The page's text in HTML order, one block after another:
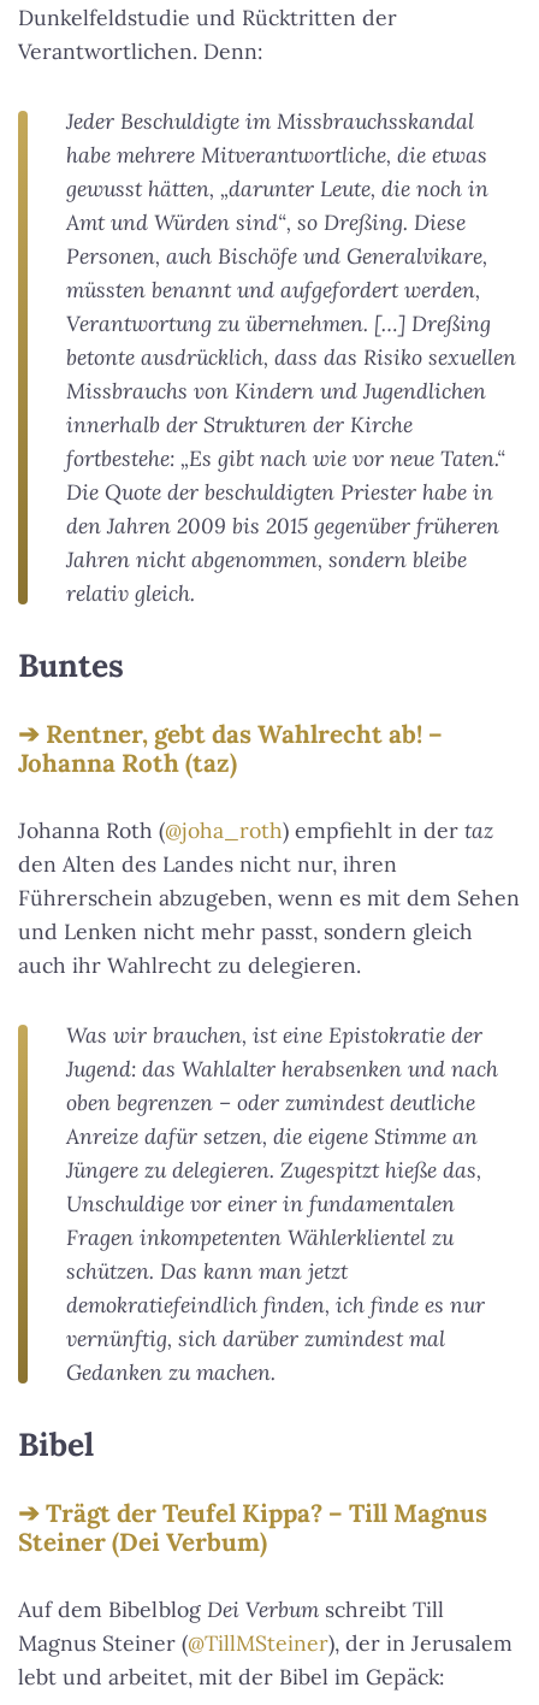
Dunkelfeldstudie und Rücktritten der
Verantwortlichen. Denn:
Jeder Beschuldigte im Missbrauchsskandal
habe mehrere Mitverantwortliche, die etwas
gewusst hätten, „darunter Leute, die noch in
Amt und Würden sind“, so Dreßing. Diese
Personen, auch Bischöfe und Generalvikare,
müssten benannt und aufgefordert werden,
Verantwortung zu übernehmen. […] Dreßing
betonte ausdrücklich, dass das Risiko sexuellen
Missbrauchs von Kindern und Jugendlichen
innerhalb der Strukturen der Kirche
fortbestehe: „Es gibt nach wie vor neue Taten.“
Die Quote der beschuldigten Priester habe in
den Jahren 2009 bis 2015 gegenüber früheren
Jahren nicht abgenommen, sondern bleibe
relativ gleich.
Buntes
Rentner, gebt das Wahlrecht ab! –
Johanna Roth (taz)
Johanna Roth (@joha_roth) empfiehlt in der taz
den Alten des Landes nicht nur, ihren
Führerschein abzugeben, wenn es mit dem Sehen
und Lenken nicht mehr passt, sondern gleich
auch ihr Wahlrecht zu delegieren.
Was wir brauchen, ist eine Epistokratie der
Jugend: das Wahlalter herabsenken und nach
oben begrenzen – oder zumindest deutliche
Anreize dafür setzen, die eigene Stimme an
Jüngere zu delegieren. Zugespitzt hieße das,
Unschuldige vor einer in fundamentalen
Fragen inkompetenten Wählerklientel zu
schützen. Das kann man jetzt
demokratiefeindlich finden, ich finde es nur
vernünftig, sich darüber zumindest mal
Gedanken zu machen.
Bibel
Trägt der Teufel Kippa? – Till Magnus
Steiner (Dei Verbum)
Auf dem Bibelblog Dei Verbum schreibt Till
Magnus Steiner (@TillMSteiner), der in Jerusalem
lebt und arbeitet, mit der Bibel im Gepäck: